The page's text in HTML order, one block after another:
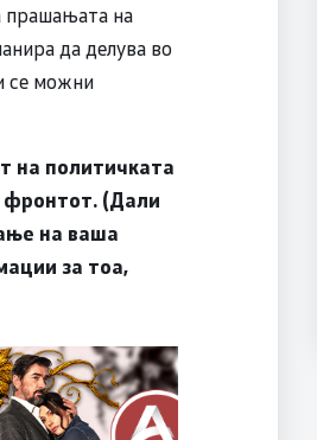
прашањата на
да делува во
се можни
на политичката
фронтот. (Дали
на ваша
за тоа,